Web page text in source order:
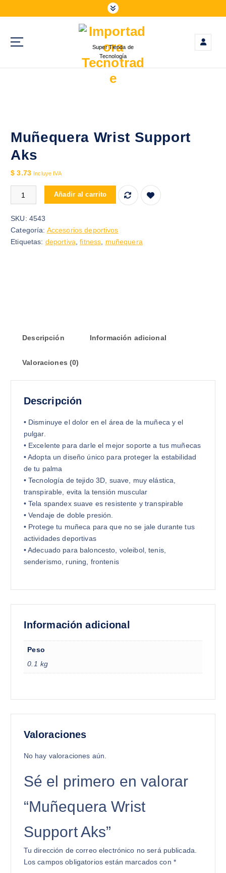
a
Super Tienda de
Tecnología
Muñequera Wrist Support
Aks
$ 3.73 Incluye IVA
Muñequera Wrist Support Aks cantidad
Añadir al carrito
SKU: 4543
Categoría: Accesorios deportivos
Etiquetas: deportiva,fitness, muñequera
Descripción Información adicional
Valoraciones (0)
Descripción
• Disminuye el dolor en el área de la muñeca y el
pulgar.
• Excelente para darle el mejor soporte a tus muñecas
• Adopta un diseño único para proteger la estabilidad
de tu palma
• Tecnología de tejido 3D, suave, muy elástica,
transpirable, evita la tensión muscular
• Tela spandex suave es resistente y transpirable
• Vendaje de doble presión.
• Protege tu muñeca para que no se jale durante tus
actividades deportivas
• Adecuado para baloncesto, voleibol, tenis,
senderismo, runing, frontenis
Información adicional
Peso
0.1 kg
Valoraciones
No hay valoraciones aún.
Sé el primero en valorar
“Muñequera Wrist
Support Aks”
Tu dirección de correo electrónico no será publicada.
Los campos obligatorios están marcados con *